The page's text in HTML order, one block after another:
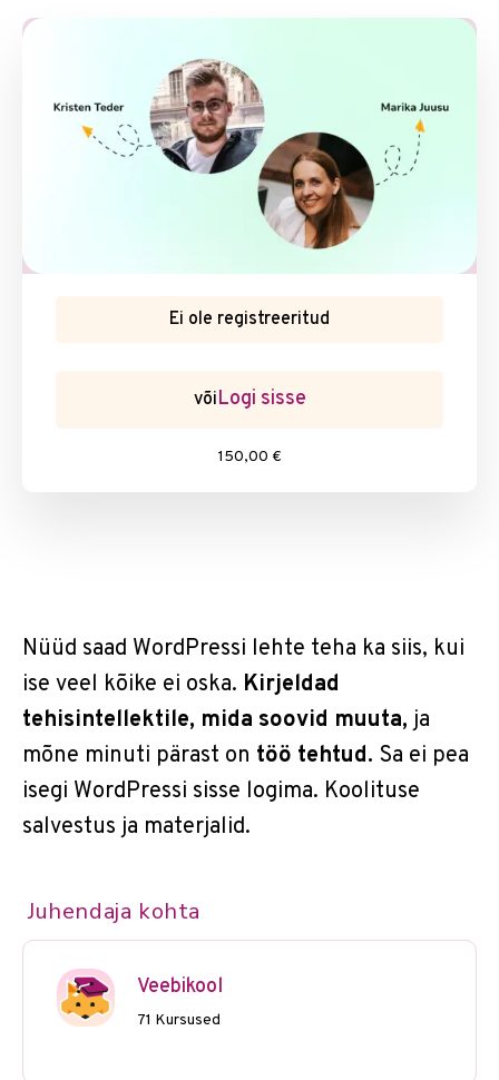
Nüüd saad WordPressi lehte teha ka siis, kui
ise veel kõike ei oska. Kirjeldad
tehisintellektile, mida soovid muuta, ja
mõne minuti pärast on töö tehtud. Sa ei pea
isegi WordPressi sisse logima. Koolituse
salvestus ja materjalid.
Juhendaja kohta
Veebikool
71 Kursused
Ei ole registreeritud
võiLogi sisse
150,00 €